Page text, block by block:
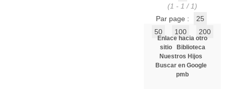
(1 - 1 / 1)
Par page :
25
50
100 200
Enlace hacia otro
sitio
Biblioteca
Nuestros Hijos
Buscar en Google
pmb